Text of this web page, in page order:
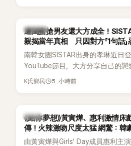
的音樂風格，在海外尤其是歐美市
不少人氣，逐漸成為第五代女團中
識度的新生代代表之一。
K-POP
遭閨蜜搶男友還大方成全！
親揭當年真相 只因對方「1句話」
手
南韓女團SISTAR出身的孝琳近日
YouTube節目，大方分享自己的戀
更首度坦承過去曾遭最好的朋友搶
K氏鄉民 5 小時前
韓劇
《給你夢想》黃寅燁、惠利激情床
傳！火辣激吻尺度太猛 網驚：韓
拍
由黃寅燁與Girls' Day成員惠利主